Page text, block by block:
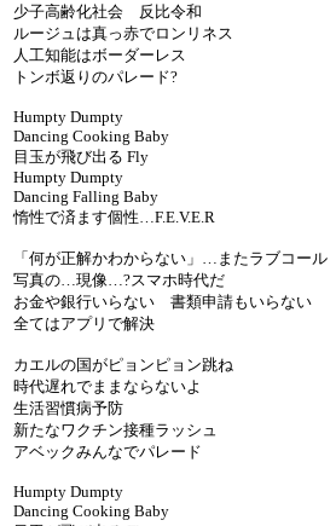
少子高齢化社会 反比令和
ルージュは真っ赤でロンリネス
人工知能はボーダーレス
トンボ返りのパレード?
Humpty Dumpty
Dancing Cooking Baby
目玉が飛び出る Fly
Humpty Dumpty
Dancing Falling Baby
惰性で済ます個性…F.E.V.E.R
「何が正解かわからない」…またラブコール
写真の…現像…?スマホ時代だ
お金や銀行いらない 書類申請もいらない
全てはアプリで解決
カエルの国がピョンピョン跳ね
時代遅れでままならないよ
生活習慣病予防
新たなワクチン接種ラッシュ
アベックみんなでパレード
Humpty Dumpty
Dancing Cooking Baby